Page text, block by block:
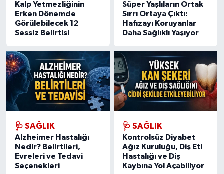
Kalp Yetmezliğinin
Erken Dönemde
Görülebilecek 12
Sessiz Belirtisi
Süper Yaşlıların Ortak
Sırrı Ortaya Çıktı:
Hafızayı Koruyanlar
Daha Sağlıklı Yaşıyor
🩺 SAĞLIK
Alzheimer Hastalığı
Nedir? Belirtileri,
Evreleri ve Tedavi
Seçenekleri
🩺 SAĞLIK
Kontrolsüz Diyabet
Ağız Kuruluğu, Diş Eti
Hastalığı ve Diş
Kaybına Yol Açabiliyor